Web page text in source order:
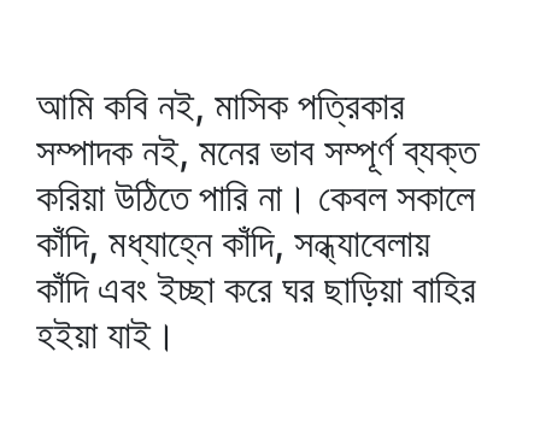
আমি কবি নই, মাসিক পত্রিকার
সম্পাদক নই, মনের ভাব সম্পূর্ণ ব্যক্ত
করিয়া উঠিতে পারি না। কেবল সকালে
কাঁদি, মধ্যাহ্নে কাঁদি, সন্ধ্যাবেলায়
কাঁদি এবং ইচ্ছা করে ঘর ছাড়িয়া বাহির
হইয়া যাই।